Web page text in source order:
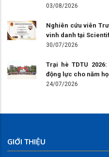
03/08/2026
Nghiên cứu viên
vinh danh tại
30/07/2026
Trại hè TDTU
động lực cho năm
24/07/2026
GIỚI THIỆU